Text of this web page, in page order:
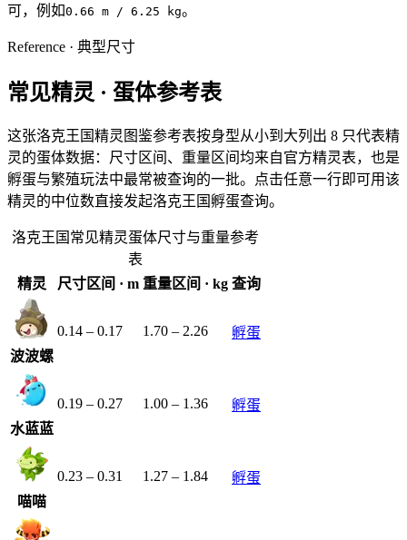
可，例如0.66 m / 6.25 kg。
Reference · 典型尺寸
常见精灵 · 蛋体参考表
这张洛克王国精灵图鉴参考表按身型从小到大列出 8 只代表精
灵的蛋体数据：尺寸区间、重量区间均来自官方精灵表，也是
孵蛋与繁殖玩法中最常被查询的一批。点击任意一行即可用该
精灵的中位数直接发起洛克王国孵蛋查询。
洛克王国常见精灵蛋体尺寸与重量参考
表
精灵
尺寸区间 · m 重量区间 · kg 查询
波波螺
0.14 – 0.17 1.70 – 2.26 孵蛋
水蓝蓝
0.19 – 0.27 1.00 – 1.36 孵蛋
喵喵
0.23 – 0.31 1.27 – 1.84 孵蛋